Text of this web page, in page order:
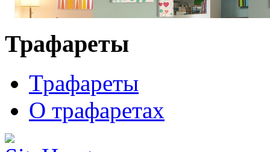
Трафареты
Трафареты
О трафаретах